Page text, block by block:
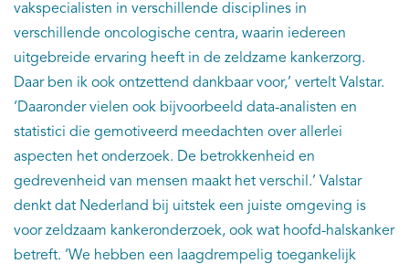
vakspecialisten in verschillende disciplines in
verschillende oncologische centra, waarin iedereen
uitgebreide ervaring heeft in de zeldzame kankerzorg.
Daar ben ik ook ontzettend dankbaar voor,’ vertelt Valstar.
‘Daaronder vielen ook bijvoorbeeld data-analisten en
statistici die gemotiveerd meedachten over allerlei
aspecten het onderzoek. De betrokkenheid en
gedrevenheid van mensen maakt het verschil.’ Valstar
denkt dat Nederland bij uitstek een juiste omgeving is
voor zeldzaam kankeronderzoek, ook wat hoofd-halskanker
betreft. ‘We hebben een laagdrempelig toegankelijk